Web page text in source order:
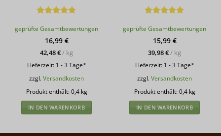
mit4.74
von 5
geprüfte Gesamtbewertungen
16,99 €
42,48€/ kg
Lieferzeit: 1 - 3 Tage*
zzgl.Versandkosten
Produkt enthält: 0,4 kg
IN DEN WARENKORB
mit4.91
von 5
geprüfte Gesamtbewertungen
15,99 €
39,98€/ kg
Lieferzeit: 1 - 3 Tage*
zzgl.Versandkosten
Produkt enthält: 0,4 kg
IN DEN WARENKORB